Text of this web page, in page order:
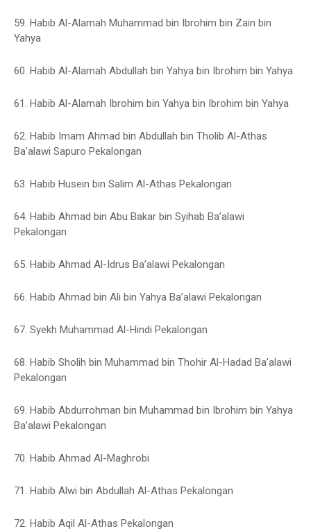
59. Habib Al-Alamah Muhammad bin Ibrohim bin Zain bin
Yahya
60. Habib Al-Alamah Abdullah bin Yahya bin Ibrohim bin Yahya
61. Habib Al-Alamah Ibrohim bin Yahya bin Ibrohim bin Yahya
62. Habib Imam Ahmad bin Abdullah bin Tholib Al-Athas
Ba’alawi Sapuro Pekalongan
63. Habib Husein bin Salim Al-Athas Pekalongan
64. Habib Ahmad bin Abu Bakar bin Syihab Ba’alawi
Pekalongan
65. Habib Ahmad Al-Idrus Ba’alawi Pekalongan
66. Habib Ahmad bin Ali bin Yahya Ba’alawi Pekalongan
67. Syekh Muhammad Al-Hindi Pekalongan
68. Habib Sholih bin Muhammad bin Thohir Al-Hadad Ba’alawi
Pekalongan
69. Habib Abdurrohman bin Muhammad bin Ibrohim bin Yahya
Ba’alawi Pekalongan
70. Habib Ahmad Al-Maghrobi
71. Habib Alwi bin Abdullah Al-Athas Pekalongan
72. Habib Aqil Al-Athas Pekalongan